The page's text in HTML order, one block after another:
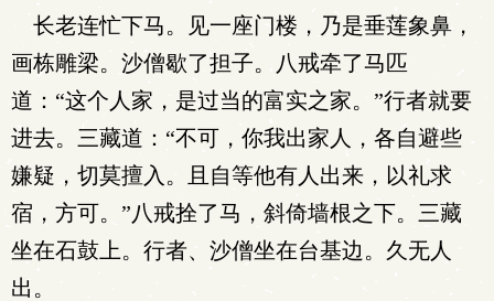
长老连忙下马。见一座门楼，乃是垂莲象鼻，
画栋雕梁。沙僧歇了担子。八戒牵了马匹
道：“这个人家，是过当的富实之家。”行者就要
进去。三藏道：“不可，你我出家人，各自避些
嫌疑，切莫擅入。且自等他有人出来，以礼求
宿，方可。”八戒拴了马，斜倚墙根之下。三藏
坐在石鼓上。行者、沙僧坐在台基边。久无人
出。